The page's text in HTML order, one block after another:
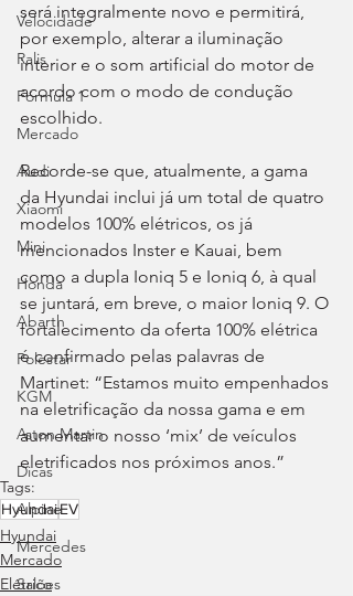
Velocidade
Ralis
Fórmula 1
Mercado
Audi
Xiaomi
Mini
Honda
Abarth
Polestar
KGM
Aston Martin
Dicas
Alpine
Mercedes
Salões
será integralmente novo e permitirá,
por exemplo, alterar a iluminação
interior e o som artificial do motor de
acordo com o modo de condução
escolhido.
Recorde-se que, atualmente, a gama
da Hyundai inclui já um total de quatro
modelos 100% elétricos, os já
mencionados Inster e Kauai, bem
como a dupla Ioniq 5 e Ioniq 6, à qual
se juntará, em breve, o maior Ioniq 9. O
fortalecimento da oferta 100% elétrica
é confirmado pelas palavras de
Martinet: “Estamos muito empenhados
na eletrificação da nossa gama e em
aumentar o nosso ‘mix’ de veículos
eletrificados nos próximos anos.”
Tags:
HyundaiEV
Hyundai
Mercado
Elétrico